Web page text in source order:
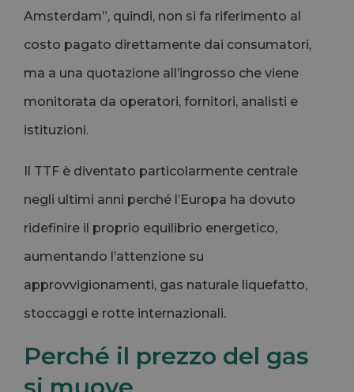
Amsterdam”, quindi, non si fa riferimento al
costo pagato direttamente dai consumatori,
ma a una quotazione all’ingrosso che viene
monitorata da operatori, fornitori, analisti e
istituzioni.
Il TTF è diventato particolarmente centrale
negli ultimi anni perché l’Europa ha dovuto
ridefinire il proprio equilibrio energetico,
aumentando l’attenzione su
approvvigionamenti, gas naturale liquefatto,
stoccaggi e rotte internazionali.
Perché il prezzo del gas